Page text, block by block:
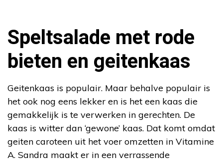
Speltsalade met rode
bieten en geitenkaas
Geitenkaas is populair. Maar behalve populair is
het ook nog eens lekker en is het een kaas die
gemakkelijk is te verwerken in gerechten. De
kaas is witter dan ‘gewone’ kaas. Dat komt omdat
geiten caroteen uit het voer omzetten in Vitamine
A. Sandra maakt er in een verrassende